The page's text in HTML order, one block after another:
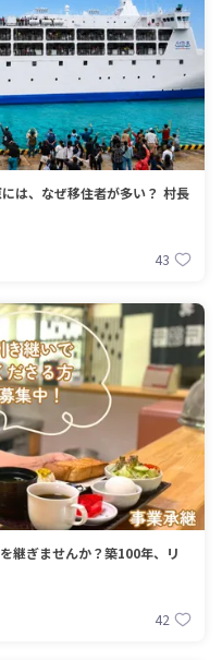
は、なぜ移住者が多い？ 村長
43
継ぎませんか？築100年、リ
42